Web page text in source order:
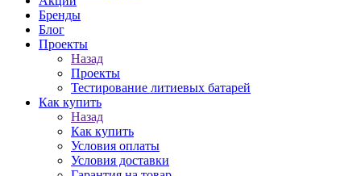
Бренды
Блог
Проекты
Назад
Проекты
Тестирование литиевых батарей
Как купить
Назад
Как купить
Условия оплаты
Условия доставки